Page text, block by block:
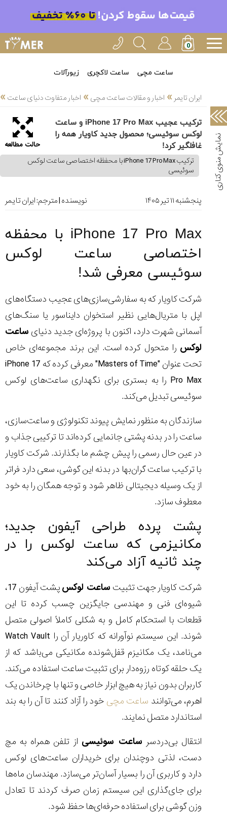
ساعت مچی ساعت لاکچری زیورآلات
ایران تایمر » اخبار و مقالات ساعت مچی» اخبار متفاوت دنیای ساعت»
ترکیب عجیب iPhone 17 Pro Max و ساعت
لوکس سوئیسی؛ محصول جدید کاویار همه را
غافلگیر کرد!
حالت مطالعه
ترکیب iPhone 17 Pro Max با محفظه اختصاصی ساعت لوکس
سوئیسی
پنجشنبه ۱۱ تير ۱۴۰۵ نویسنده | مترجم:ایران تایمر
iPhone 17 Pro Max با محفظه
اختصاصی ساعت لوکس
سوئیسی معرفی شد!
شرکت کاویار که به سفارشی‌سازی‌های عجیب دستگاه‌های
اپل با متریال‌هایی نظیر استخوان دایناسور یا سنگ‌های
آسمانی شهرت دارد، اکنون با پروژه‌ای جدید دنیای ساعت
لوکس را متحول کرده است. این برند مجموعه‌ای خاص
تحت عنوان "Masters of Time" معرفی کرده که iPhone 17
Pro Max را به بستری برای نگهداری ساعت‌های لوکس
سوئیسی تبدیل می‌کند.
سازندگان به منظور نمایش پیوند تکنولوژی و ساعت‌سازی،
ساعت را در بدنه پشتی جانمایی کرده‌اند تا ترکیبی جذاب و
در عین حال رسمی را پیش چشم ما بگذارند. شرکت کاویار
با ترکیب ساعت گران‌بها در بدنه این گوشی، سعی دارد فراتر
از یک وسیله دیجیتالی ظاهر شود و توجه همگان را به خود
معطوف سازد.
پشت پرده طراحی آیفون جدید؛
مکانیزمی که ساعت لوکس را در
چند ثانیه آزاد می‌کند
شرکت کاویار جهت تثبیت ساعت لوکس
پشت آیفون 17،
شیوه‌ای فنی و مهندسی جایگزین چسب کرده تا این
قطعات با استحکام کامل و به شکلی کاملاً اصولی متصل
شوند. این سیستم نوآورانه که کاوریار آن را Watch Vault
می‌نامد، یک مکانیزم قفل‌شونده مکانیکی می‌باشد که از
یک حلقه کوتاه رزوه‌دار برای تثبیت ساعت استفاده می‌کند.
کاربران بدون نیاز به هیچ ابزار خاصی و تنها با چرخاندن یک
اهرم، می‌توانند ساعت مچی خود را آزاد کنند تا آن را به بند
استاندارد متصل نمایند.
انتقال بی‌دردسر ساعت سوئیسی از تلفن همراه به مچ
دست، لذتی دوچندان برای خریداران ساعت‌های لوکس
دارد و کاربری آن را بسیار آسان‌تر می‌سازد. مهندسان ماه‌ها
برای جای‌گذاری این سیستم زمان صرف کردند تا تعادل
وزن گوشی برای استفاده حرفه‌ای‌ها حفظ شود.
خدمات
ایران
تایمر(11)
سرزمین
ساعت،
سوئیس(136)
آموزش
دانستی
های
۱۴۰۵/۵/۱۳
هوشمند؛...
پشت‌صحنه
ساخت ساعت‌های
کاور؛ بازدید ایران
تایمر از کارخانه
Cover Watches
سوئیس
کورناوین
(Cornavin)؛
گفت‌وگوی
اختصاصی با مدیر
برند ساعت
سوئیسی در دفتر
مراسم تقدیر از
فعالان منتخب
صنف ساعت